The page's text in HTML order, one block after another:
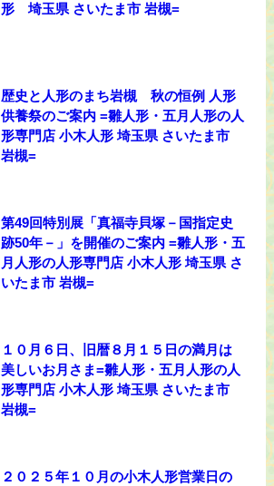
形 埼玉県 さいたま市 岩槻=
歴史と人形のまち岩槻 秋の恒例 人形
供養祭のご案内 =雛人形・五月人形の人
形専門店 小木人形 埼玉県 さいたま市
岩槻=
第49回特別展「真福寺貝塚－国指定史
跡50年－」を開催のご案内 =雛人形・五
月人形の人形専門店 小木人形 埼玉県 さ
いたま市 岩槻=
１０月６日、旧暦８月１５日の満月は
美しいお月さま=雛人形・五月人形の人
形専門店 小木人形 埼玉県 さいたま市
岩槻=
２０２５年１０月の小木人形営業日の